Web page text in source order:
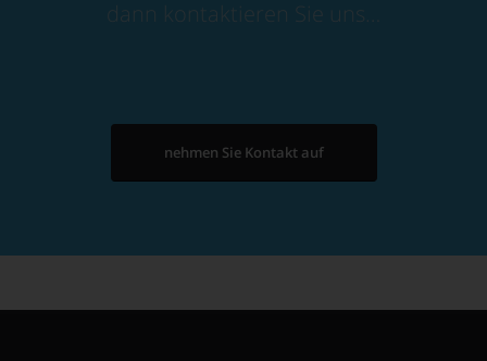
dann kontaktieren Sie uns…
nehmen Sie Kontakt auf